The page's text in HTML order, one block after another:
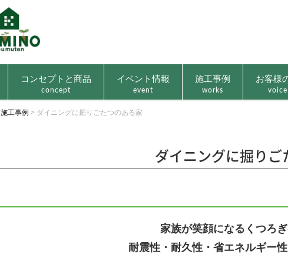
コンセプトと商品
concept
イベント情報
event
施工事例
works
お客様
voice
施工事例 > ダイニングに掘りごたつのある家
ダイニングに掘りご
家族が笑顔になるくつろ
耐震性・耐久性・省エネルギー